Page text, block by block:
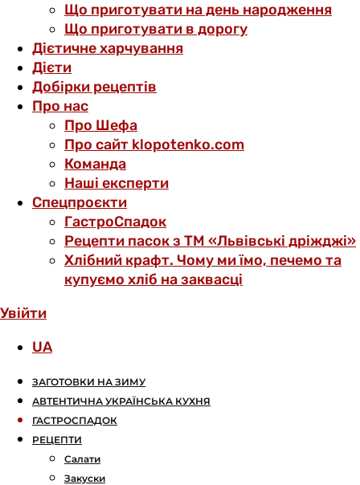
Що приготувати на день народження
Що приготувати в дорогу
Дієтичне харчування
Дієти
Добірки рецептів
Про нас
Про Шефа
Про сайт klopotenko.com
Команда
Наші експерти
Спецпроєкти
ГастроСпадок
Рецепти пасок з ТМ «Львівські дріжджі»
Хлібний крафт. Чому ми їмо, печемо та
купуємо хліб на заквасці
Увійти
UA
ЗАГОТОВКИ НА ЗИМУ
АВТЕНТИЧНА УКРАЇНСЬКА КУХНЯ
ГАСТРОСПАДОК
РЕЦЕПТИ
Салати
Закуски